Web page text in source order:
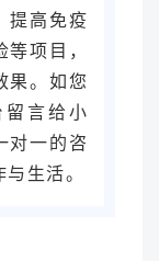
提高免疫
项目，
果。如您
留言给小
对一的咨
生活。